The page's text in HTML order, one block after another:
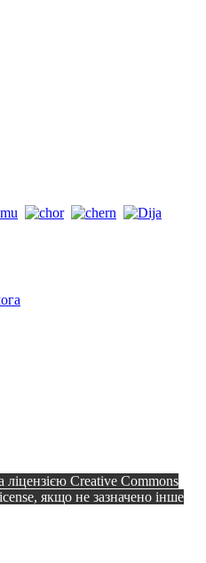
Creative Commons
якщо не зазначено інше